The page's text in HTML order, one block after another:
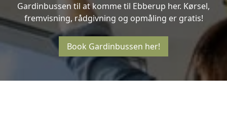
Gardinbussen til at komme til Ebberup her. Kørsel,
fremvisning, rådgivning og opmåling er gratis!
Book Gardinbussen her!